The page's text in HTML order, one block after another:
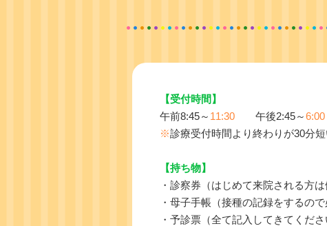
【受付時間】
午前8:45～ 11:30 午後2:45～6:00
※診療受付時間より終わりが30分短
【持ち物】
・診察券（はじめて来院される方
・母子手帳（接種の記録をするの
・予診票（全て記入してきてくだ